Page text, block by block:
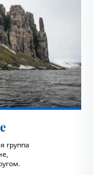
группа